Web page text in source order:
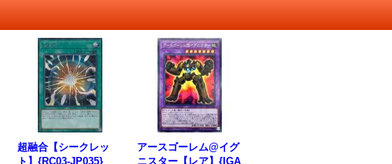
超融合【シークレッ
ト】{RC03-JP035}
アースゴーレム@イグ
ニスター【レア】{IGA